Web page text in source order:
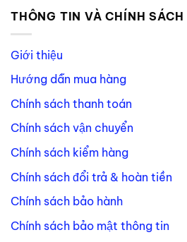
THÔNG TIN VÀ CHÍNH SÁCH
Giới thiệu
Hướng dẫn mua hàng
Chính sách thanh toán
Chính sách vận chuyển
Chính sách kiểm hàng
Chính sách đổi trả & hoàn tiền
Chính sách bảo hành
Chính sách bảo mật thông tin